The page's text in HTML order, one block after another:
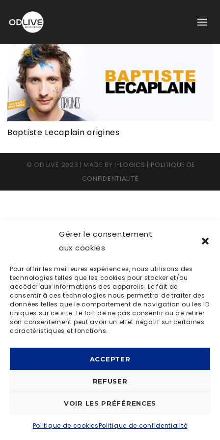
Gérer le consentement
aux cookies
Pour offrir les meilleures expériences, nous utilisons des
technologies telles que les cookies pour stocker et/ou
accéder aux informations des appareils. Le fait de
consentir à ces technologies nous permettra de traiter des
données telles que le comportement de navigation ou les ID
uniques sur ce site. Le fait de ne pas consentir ou de retirer
son consentement peut avoir un effet négatif sur certaines
caractéristiques et fonctions.
ACCEPTER
REFUSER
VOIR LES PRÉFÉRENCES
Politique de cookiesPolitique de confidentialité
Baptiste Lecaplain origines
© OD LIVE 2023 | MADE BY I-LOGICS | POLITIQUE DE
CONFIDENTIALITÉ